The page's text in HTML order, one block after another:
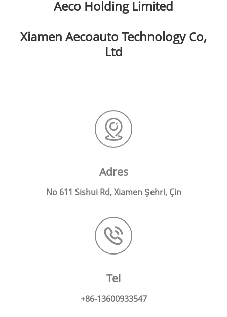
Aeco Holding Limited
Xiamen Aecoauto Technology Co,
Ltd
Adres
No 611 Sishui Rd, Xiamen Şehri, Çin
Tel
+86-13600933547